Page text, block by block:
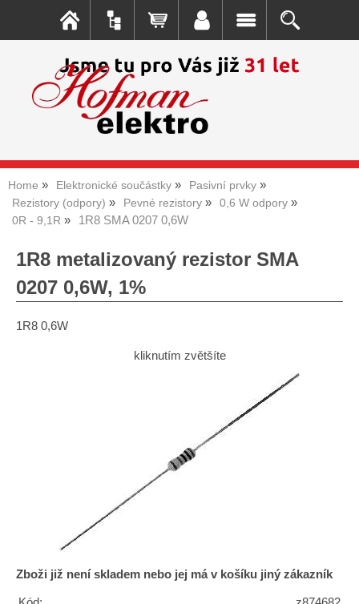
Home Elektronické součástky
Pasivní prvky
Rezistory (odpory)
Pevné rezistory
0,6 W odpory
0R - 9,1R
1R8 SMA 0207 0,6W
1R8 metalizovaný rezistor SMA
0207 0,6W, 1%
1R8 0,6W
kliknutím zvětšíte
Zboži již není skladem nebo jej má v košíku jiný zákazník